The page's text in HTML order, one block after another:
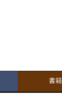
書籍